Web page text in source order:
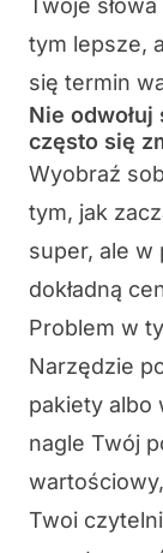
Twoje
tym lepsze,
się termin
Nie
często się
Wyobraź
tym, jak
super, ale w
dokładną
Problem w
Narzędzie
pakiety albo
nagle Twój
Twoi